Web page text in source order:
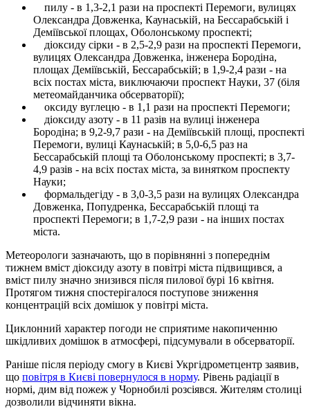
пилу - в 1,3-2,1 рази на проспекті Перемоги, вулицях
Олександра Довженка, Каунаській, на Бессарабській і
Деміївської площах, Оболонському проспекті;
діоксиду сірки - в 2,5-2,9 рази на проспекті Перемоги,
вулицях Олександра Довженка, інженера Бородіна,
площах Деміївській, Бессарабській; в 1,9-2,4 рази - на
всіх постах міста, виключаючи проспект Науки, 37 (біля
метеомайданчика обсерваторії);
оксиду вуглецю - в 1,1 рази на проспекті Перемоги;
діоксиду азоту - в 11 разів на вулиці інженера
Бородіна; в 9,2-9,7 рази - на Деміївській площі, проспекті
Перемоги, вулиці Каунаській; в 5,0-6,5 раз на
Бессарабській площі та Оболонському проспекті; в 3,7-
4,9 разів - на всіх постах міста, за винятком проспекту
Науки;
формальдегіду - в 3,0-3,5 рази на вулицях Олександра
Довженка, Попудренка, Бессарабській площі та
проспекті Перемоги; в 1,7-2,9 рази - на інших постах
міста.
Метеорологи зазначають, що в порівнянні з попереднім
тижнем вміст діоксиду азоту в повітрі міста підвищився, а
вміст пилу значно знизився після пилової бурі 16 квітня.
Протягом тижня спостерігалося поступове зниження
концентрацій всіх домішок у повітрі міста.
Циклонний характер погоди не сприятиме накопиченню
шкідливих домішок в атмосфері, підсумували в обсерваторії.
Раніше після періоду смогу в Києві Укргідрометцентр заявив,
що повітря в Києві повернулося в норму. Рівень радіації в
нормі, дим від пожеж у Чорнобилі розсіявся. Жителям столиці
дозволили відчиняти вікна.